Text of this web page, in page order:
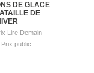
DE GLACE
DE